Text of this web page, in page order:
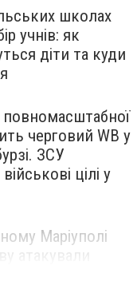
школах
учнів: як
діти та куди
черговий WB у
ЗСУ
цілі у
Маріуполі
атакували